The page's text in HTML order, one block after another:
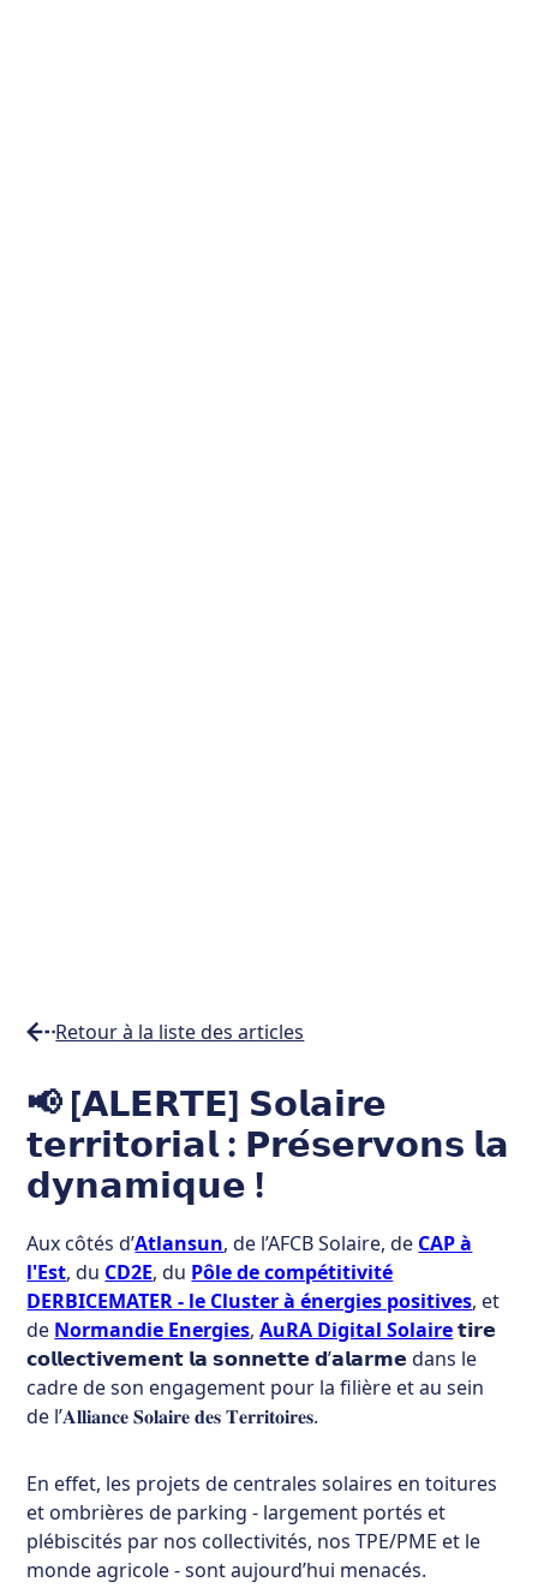
Retour à la liste des articles
Temps
de
lecture
min
📢 [𝗔𝗟𝗘𝗥𝗧𝗘] 𝗦𝗼𝗹𝗮𝗶𝗿𝗲
𝘁𝗲𝗿𝗿𝗶𝘁𝗼𝗿𝗶𝗮𝗹 : 𝗣𝗿𝗲́𝘀𝗲𝗿𝘃𝗼𝗻𝘀 𝗹𝗮
𝗱𝘆𝗻𝗮𝗺𝗶𝗾𝘂𝗲 !
Aux côtés d’Atlansun, de l’AFCB Solaire, de CAP à
l'Est, du CD2E, du Pôle de compétitivité
DERBICEMATER - le Cluster à énergies positives, et
de Normandie Energies,AuRA Digital Solaire𝘁𝗶𝗿𝗲
𝗰𝗼𝗹𝗹𝗲𝗰𝘁𝗶𝘃𝗲𝗺𝗲𝗻𝘁 𝗹𝗮 𝘀𝗼𝗻𝗻𝗲𝘁𝘁𝗲 𝗱’𝗮𝗹𝗮𝗿𝗺𝗲 dans le
cadre de son engagement pour la filière et au sein
de l’𝐀𝐥𝐥𝐢𝐚𝐧𝐜𝐞 𝐒𝐨𝐥𝐚𝐢𝐫𝐞 𝐝𝐞𝐬 𝐓𝐞𝐫𝐫𝐢𝐭𝐨𝐢𝐫𝐞𝐬.
En effet, les projets de centrales solaires en toitures
et ombrières de parking - largement portés et
plébiscités par nos collectivités, nos TPE/PME et le
monde agricole - sont aujourd’hui menacés.